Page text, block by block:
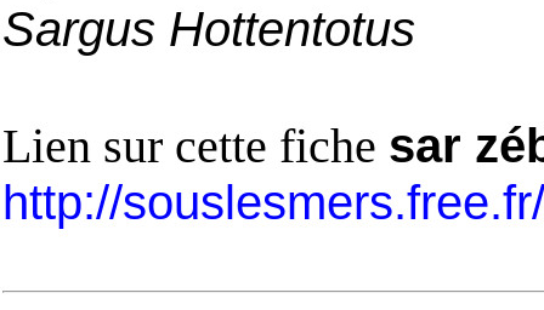
Sargus Hottentotus
Lien sur cette fiche sar
http://